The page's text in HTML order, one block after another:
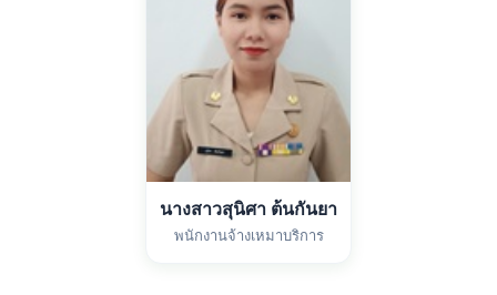
นางสาวสุนิศา ต้นกันยา
พนักงานจ้างเหมาบริการ